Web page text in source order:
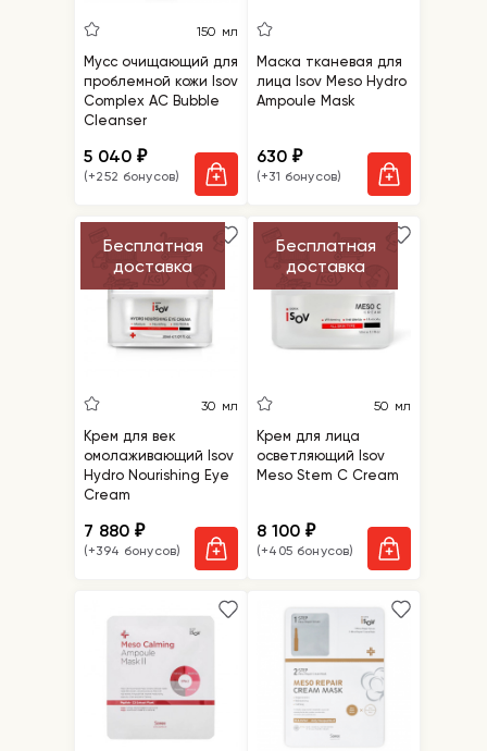
150 мл
Мусс очищающий для
проблемной кожи Isov
Complex AC Bubble
Cleanser
5 040₽
(+252 бонусов)
Маска тканевая для
лица Isov Meso Hydro
Ampoule Mask
630₽
(+31 бонусов)
Бесплатная
доставка
30 мл
Крем для век
омолаживающий Isov
Hydro Nourishing Eye
Cream
7 880₽
(+394 бонусов)
Бесплатная
доставка
50 мл
Крем для лица
осветляющий Isov
Meso Stem C Cream
8 100₽
(+405 бонусов)